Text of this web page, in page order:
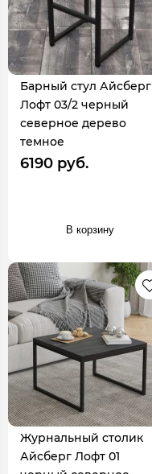
Барный стул Айсберг
Лофт 03/2 черный
северное дерево
темное
6190 руб.
В корзину
Журнальный столик
Айсберг Лофт 01